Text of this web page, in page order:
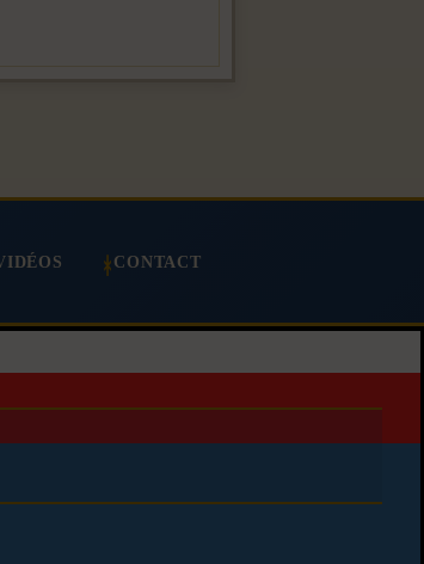
CONTACT